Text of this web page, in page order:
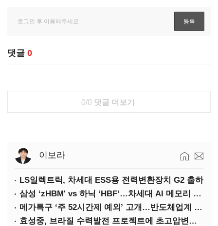
댓글 0
0/0 댓글 더보기
이보라
LS일렉트릭, 차세대 ESS용 전력변환장치 G2 출하
삼성 ‘zHBM' vs 하닉 ‘HBF’…차세대 AI 메모리 경쟁 본격화
메가특구 ‘주 52시간제 예외’ 고개…반도체업계 촉각
효성중, 브라질 수력발전 프로젝트에 초고압변압기 공급